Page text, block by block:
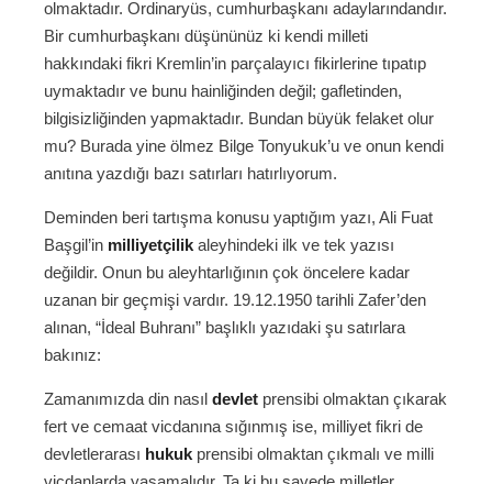
olmaktadır. Ordinaryüs, cumhurbaşkanı adaylarındandır.
Bir cumhurbaşkanı düşününüz ki kendi milleti
hakkındaki fikri Kremlin’in parçalayıcı fikirlerine tıpatıp
uymaktadır ve bunu hainliğinden değil; gafletinden,
bilgisizliğinden yapmaktadır. Bundan büyük felaket olur
mu? Burada yine ölmez Bilge Tonyukuk’u ve onun kendi
anıtına yazdığı bazı satırları hatırlıyorum.
Deminden beri tartışma konusu yaptığım yazı, Ali Fuat
Başgil’in milliyetçilik aleyhindeki ilk ve tek yazısı
değildir. Onun bu aleyhtarlığının çok öncelere kadar
uzanan bir geçmişi vardır. 19.12.1950 tarihli Zafer’den
alınan, “İdeal Buhranı” başlıklı yazıdaki şu satırlara
bakınız:
Zamanımızda din nasıl devlet prensibi olmaktan çıkarak
fert ve cemaat vicdanına sığınmış ise, milliyet fikri de
devletlerarası hukuk prensibi olmaktan çıkmalı ve milli